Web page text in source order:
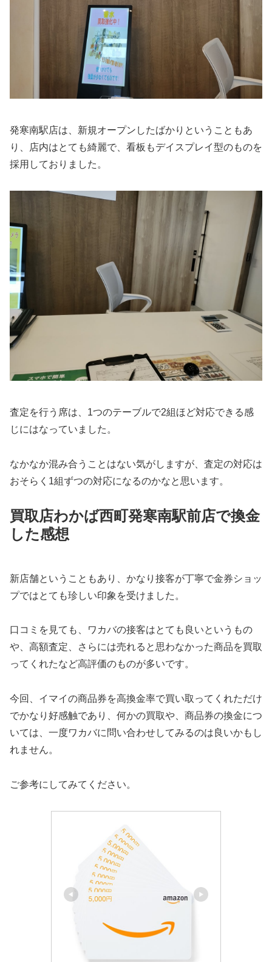
発寒南駅店は、新規オープンしたばかりということもあ
り、店内はとても綺麗で、看板もデイスプレイ型のものを
採用しておりました。
査定を行う席は、1つのテーブルで2組ほど対応できる感
じにはなっていました。
なかなか混み合うことはない気がしますが、査定の対応は
おそらく1組ずつの対応になるのかなと思います。
買取店わかば西町発寒南駅前店で換金
した感想
新店舗ということもあり、かなり接客が丁寧で金券ショッ
プではとても珍しい印象を受けました。
口コミを見ても、ワカバの接客はとても良いというもの
や、高額査定、さらには売れると思わなかった商品を買取
ってくれたなど高評価のものが多いです。
今回、イマイの商品券を高換金率で買い取ってくれただけ
でかなり好感触であり、何かの買取や、商品券の換金につ
いては、一度ワカバに問い合わせしてみるのは良いかもし
れません。
ご参考にしてみてください。